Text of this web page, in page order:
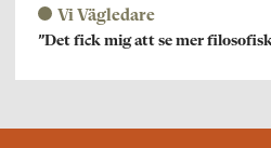
Vi Vägledare
”Det fick mig att se mer